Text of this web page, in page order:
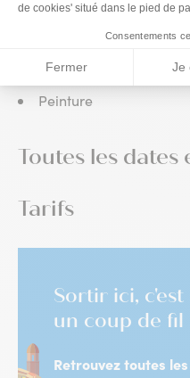
Patrimoine
Peinture
Toutes les
Tarifs
Sortir ici,
un coup de fil
Retrouvez toutes